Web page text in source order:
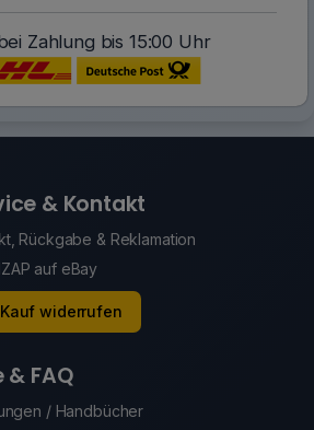
Zahlung bis 15:00 Uhr
& Kontakt
Rückgabe & Reklamation
auf eBay
Kauf widerrufen
& FAQ
/ Handbücher